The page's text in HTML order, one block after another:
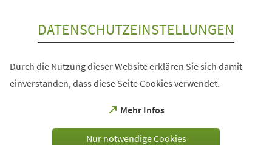
DATENSCHUTZEINSTELLUNGEN
Durch die Nutzung dieser Website erklären Sie sich damit
einverstanden, dass diese Seite Cookies verwendet.
Mehr Infos
(Öffnet
einem
Nur notwendige Cookies